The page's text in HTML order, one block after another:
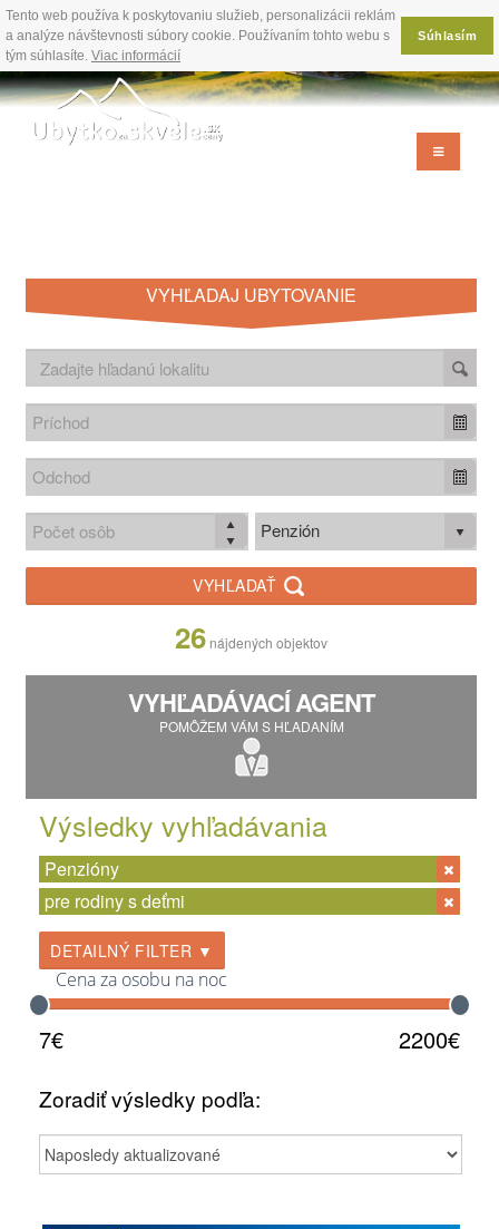
Tento web používa k poskytovaniu služieb, personalizácii reklám
a analýze návštevnosti súbory cookie. Používaním tohto webu s
tým súhlasíte. Viac informácií
Súhlasím
VYHĽADAJ UBYTOVANIE
Penzión
VYHĽADAŤ
26 nájdených objektov
VYHĽADÁVACÍ AGENT
POMÔŽEM VÁM S HĽADANÍM
Výsledky vyhľadávania
Penzióny
pre rodiny s deťmi
DETAILNÝ FILTER ▼
Cena za osobu na noc
7€ 2200€
Zoradiť výsledky podľa: